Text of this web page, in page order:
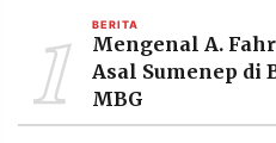
PRAMUDITA
1 BERITA
Mengenal A.
Asal Sumenep di
MBG